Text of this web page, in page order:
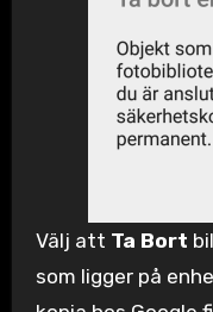
Välj att Ta Bort
som ligger på